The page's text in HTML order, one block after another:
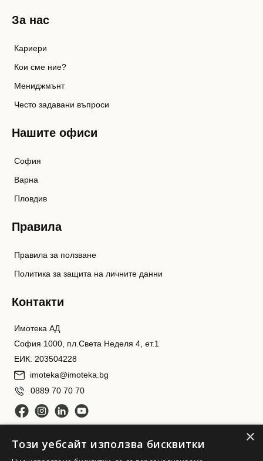
За нас
Кариери
Кои сме ние?
Мениджмънт
Често задавани въпроси
Нашите офиси
София
Варна
Пловдив
Правила
Правила за ползване
Политика за защита на личните данни
Контакти
Имотека АД
София 1000, пл.Света Неделя 4, ет.1
ЕИК: 203504228
imoteka@imoteka.bg
0889 70 70 70
×
Този уебсайт използва бисквитки